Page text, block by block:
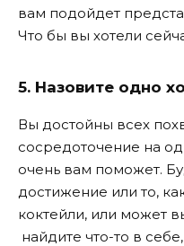
вам подойдет
Что бы вы хотели
5. Назовите одно
Вы достойны всех
сосредоточение на
очень вам поможет.
достижение или то,
коктейли, или может
найдите что-то в